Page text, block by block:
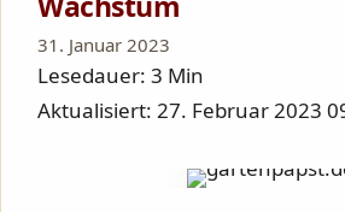
31. Januar 2023
Lesedauer: 3 Min
Aktualisiert: 27. Februar 2023